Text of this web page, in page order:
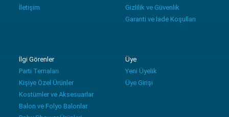
İletişim
Gizlilik ve Güvenlik
Garanti ve İade Koşulları
İlgi Görenler
Parti Temaları
Kişiye Özel Ürünler
Kostümler ve Aksesuarlar
Balon ve Folyo Balonlar
Üye
Yeni Üyelik
Üye Girişi